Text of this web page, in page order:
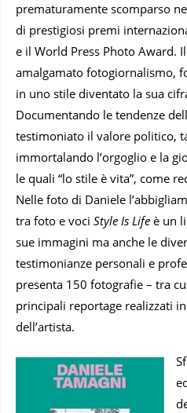
prematuramente scomparso
di prestigiosi premi
e il World Press Photo Award.
amalgamato fotogiornalismo,
in uno stile diventato la sua
Documentando le tendenze
testimoniato il valore politico,
immortalando l’orgoglio e la
le quali “lo stile è vita”, come
Nelle foto di Daniele
tra foto e voci Style Is Life è un
sue immagini ma anche le
testimonianze personali e
presenta 150 fotografie – tra
principali reportage realizzati
dell’artista.